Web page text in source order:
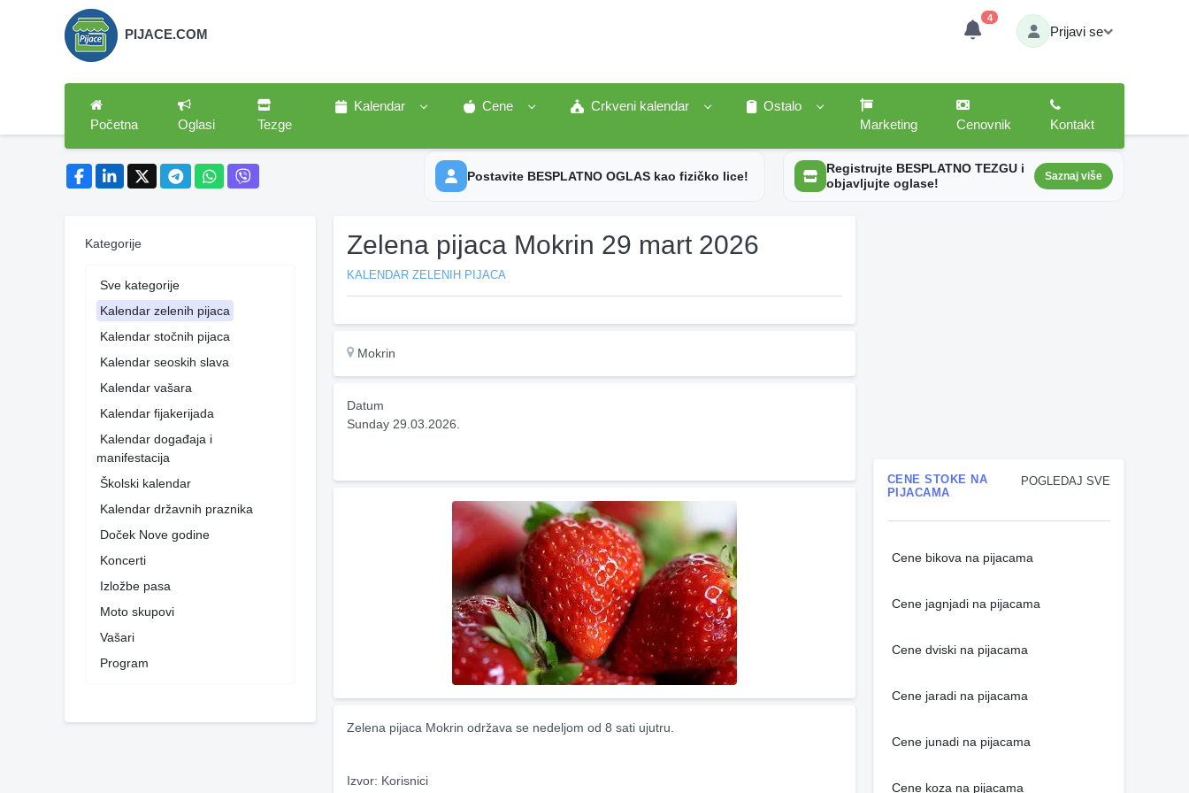
PIJACE.COM
4
Prijavi se
Početna Oglasi Tezge
Kalendar Cene Crkveni kalendar
Ostalo
Marketing
Cenovnik Kontakt
Postavite BESPLATNO OGLAS kao fizičko lice!
Registrujte BESPLATNO TEZGU i
objavljujte oglase!
Saznaj više
Kategorije
Sve kategorije
Kalendar zelenih pijaca
Kalendar stočnih pijaca
Kalendar seoskih slava
Kalendar vašara
Kalendar fijakerijada
Kalendar događaja i
manifestacija
Školski kalendar
Kalendar državnih praznika
Doček Nove godine
Koncerti
Izložbe pasa
Moto skupovi
Vašari
Program
Zelena pijaca Mokrin 29 mart 2026
KALENDAR ZELENIH PIJACA
Mokrin
Datum
Sunday 29.03.2026.
Zelena pijaca Mokrin održava se nedeljom od 8 sati ujutru.
Izvor: Korisnici
POGLEDAJ SVE
CENE STOKE NA
PIJACAMA
Cene bikova na pijacama
Cene jagnjadi na pijacama
Cene dviski na pijacama
Cene jaradi na pijacama
Cene junadi na pijacama
Cene koza na pijacama